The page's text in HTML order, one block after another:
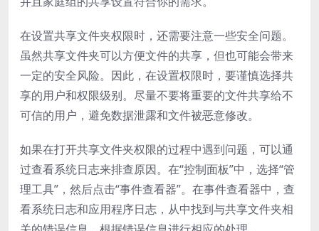
在设置共享文件夹权限时，还需要注意一些安全问题。
虽然共享文件夹可以方便文件的共享，但也可能会带来
一定的安全风险。因此，在设置权限时，要谨慎选择共
享的用户和权限级别。尽量不要将重要的文件共享给不
可信的用户，避免数据泄露和文件被恶意修改。
如果在打开共享文件夹权限的过程中遇到问题，可以通
过查看系统日志来排查原因。在“控制面板”中，选择“管
理工具”，然后点击“事件查看器”。在事件查看器中，查
看系统日志和应用程序日志，从中找到与共享文件夹相